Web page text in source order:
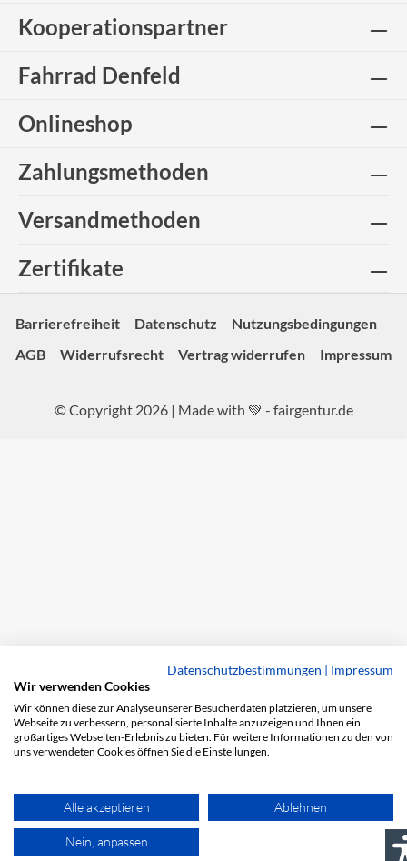
Kooperationspartner
Fahrrad Denfeld
Onlineshop
Zahlungsmethoden
Versandmethoden
Zertifikate
Barrierefreiheit Datenschutz
Nutzungsbedingungen
AGB
Widerrufsrecht Vertrag widerrufen Impressum
© Copyright 2026 | Made with 💚 - fairgentur.de
Datenschutzbestimmungen | Impressum
Wir verwenden Cookies
Wir können diese zur Analyse unserer Besucherdaten platzieren, um unsere
Webseite zu verbessern, personalisierte Inhalte anzuzeigen und Ihnen ein
großartiges Webseiten-Erlebnis zu bieten. Für weitere Informationen zu den von
uns verwendeten Cookies öffnen Sie die Einstellungen.
Alle akzeptieren Ablehnen
Nein, anpassen